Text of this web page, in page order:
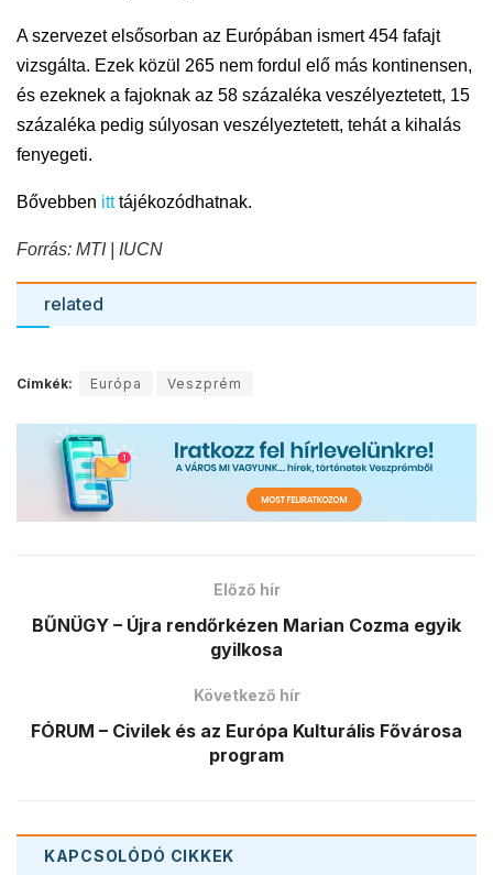
A szervezet elsősorban az Európában ismert 454 fafajt
vizsgálta. Ezek közül 265 nem fordul elő más kontinensen,
és ezeknek a fajoknak az 58 százaléka veszélyeztetett, 15
százaléka pedig súlyosan veszélyeztetett, tehát a kihalás
fenyegeti.
Bővebben itttájékozódhatnak.
Forrás: MTI | IUCN
related
Címkék: Európa Veszprém
Előző hír
BŰNÜGY – Újra rendőrkézen Marian Cozma egyik
gyilkosa
Következő hír
FÓRUM – Civilek és az Európa Kulturális Fővárosa
program
KAPCSOLÓDÓ CIKKEK